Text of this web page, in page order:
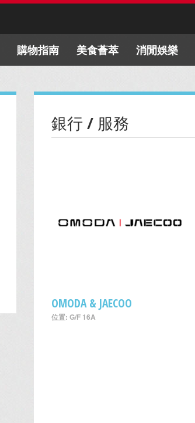
購物指南 美食薈萃 消閒娛樂
銀行 / 服務
OMODA & JAECOO
位置: G/F 16A